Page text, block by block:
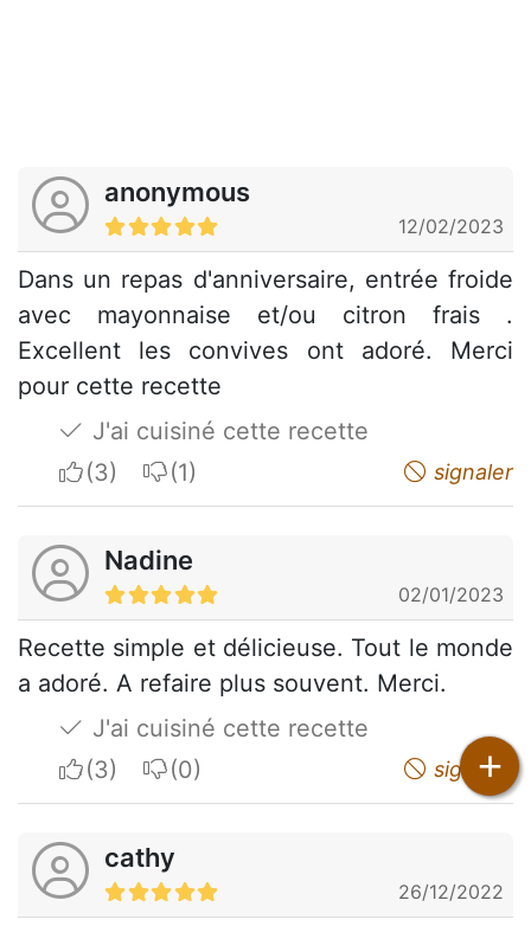
anonymous
12/02/2023
Dans un repas d'anniversaire, entrée froide
avec mayonnaise et/ou citron frais .
Excellent les convives ont adoré. Merci
pour cette recette
J'ai cuisiné cette recette
I apreciateI do not appreciate signaler
Nadine
02/01/2023
Recette simple et délicieuse. Tout le monde
a adoré. A refaire plus souvent. Merci.
J'ai cuisiné cette recette
I apreciateI do not appreciate signaler
cathy
26/12/2022
+